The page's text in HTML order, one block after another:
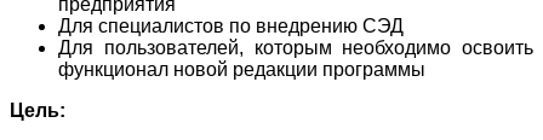
предприятия
Для специалистов по внедрению СЭД
Для пользователей, которым необходимо освоить
функционал новой редакции программы
Цель: